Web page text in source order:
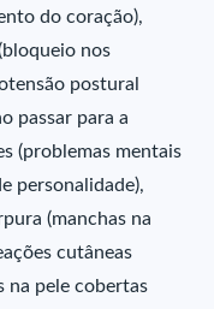
do coração),
nos
postural
passar para a
(problemas mentais
personalidade),
(manchas na
cutâneas
na pele cobertas